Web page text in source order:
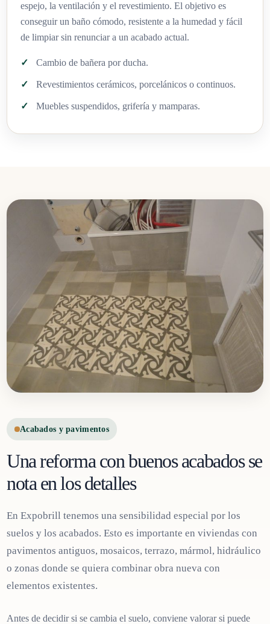
espejo, la ventilación y el revestimiento. El objetivo es
conseguir un baño cómodo, resistente a la humedad y fácil
de limpiar sin renunciar a un acabado actual.
Cambio de bañera por ducha.
Revestimientos cerámicos, porcelánicos o continuos.
Muebles suspendidos, grifería y mamparas.
Acabados y pavimentos
Una reforma con buenos acabados se
nota en los detalles
En Expobrill tenemos una sensibilidad especial por los
suelos y los acabados. Esto es importante en viviendas con
pavimentos antiguos, mosaicos, terrazo, mármol, hidráulico
o zonas donde se quiera combinar obra nueva con
elementos existentes.
Antes de decidir si se cambia el suelo, conviene valorar si puede